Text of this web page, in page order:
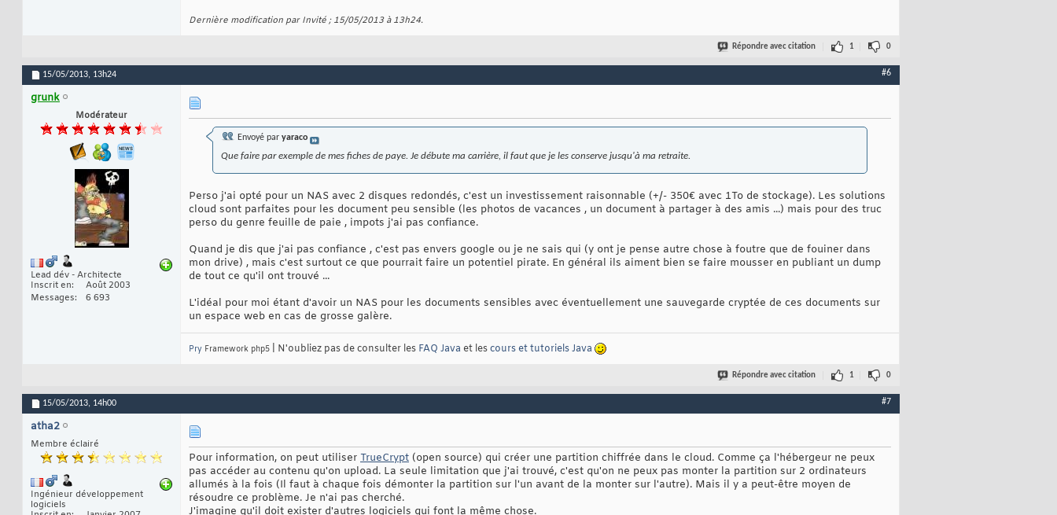
Dernière modification par Invité ; 15/05/2013 à 13h24.
Répondre avec citation 1 0
15/05/2013, 13h24 #6
grunk
Modérateur
Lead dév - Architecte
Inscrit en
Août 2003
Messages
6 693
Envoyé par yaraco
Que faire par exemple de mes fiches de paye. Je débute ma carrière, il faut que je les conserve jusqu'à ma retraite.
Perso j'ai opté pour un NAS avec 2 disques redondés, c'est un investissement raisonnable (+/- 350€ avec 1To de stockage). Les solutions
cloud sont parfaites pour les document peu sensible (les photos de vacances , un document à partager à des amis ...) mais pour des truc
perso du genre feuille de paie , impots j'ai pas confiance.
Quand je dis que j'ai pas confiance , c'est pas envers google ou je ne sais qui (y ont je pense autre chose à foutre que de fouiner dans
mon drive) , mais c'est surtout ce que pourrait faire un potentiel pirate. En général ils aiment bien se faire mousser en publiant un dump
de tout ce qu'il ont trouvé ...
L'idéal pour moi étant d'avoir un NAS pour les documents sensibles avec éventuellement une sauvegarde cryptée de ces documents sur
un espace web en cas de grosse galère.
Pry Framework php5 | N'oubliez pas de consulter les FAQ Java et lescours et tutoriels Java
Répondre avec citation 1 0
15/05/2013, 14h00 #7
atha2
Membre éclairé
Ingénieur développement
logiciels
Pour information, on peut utiliser TrueCrypt (open source) qui créer une partition chiffrée dans le cloud. Comme ça l'hébergeur ne peux
pas accéder au contenu qu'on upload. La seule limitation que j'ai trouvé, c'est qu'on ne peux pas monter la partition sur 2 ordinateurs
allumés à la fois (Il faut à chaque fois démonter la partition sur l'un avant de la monter sur l'autre). Mais il y a peut-être moyen de
résoudre ce problème. Je n'ai pas cherché.
J'imagine qu'il doit exister d'autres logiciels qui font la même chose.